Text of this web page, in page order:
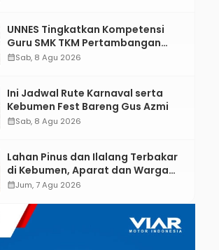
UNNES Tingkatkan Kompetensi
Guru SMK TKM Pertambangan
Kebumen melalui Desain Green
calendar_monthSab, 8 Agu 2026
Ini Jadwal Rute Karnaval serta
Kebumen Fest Bareng Gus Azmi
calendar_monthSab, 8 Agu 2026
Lahan Pinus dan Ilalang Terbakar
di Kebumen, Aparat dan Warga
Padamkan Api Secara Manual
calendar_monthJum, 7 Agu 2026